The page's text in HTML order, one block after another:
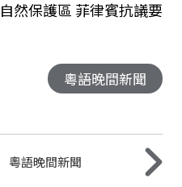
然保護區 菲律賓抗議要
粵語晚間新聞
粵語晚間新聞